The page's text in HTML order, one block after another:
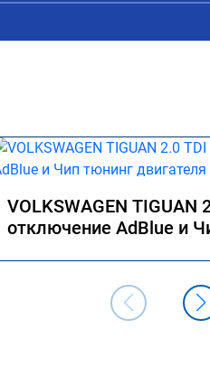
VOLKSWAGEN TIGUAN
отключение AdBlue и